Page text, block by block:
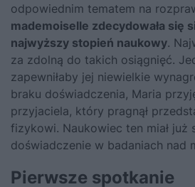
odpowiednim tematem na
mademoiselle zdecydowała się
najwyższy stopień naukowy.
za zdolną do takich osiągnięć.
zapewniłaby jej niewielkie
braku doświadczenia, Maria
przyjaciela, który pragnął
fizykowi. Naukowiec ten miał już
doświadczenie w badaniach nad
Pierwsze spotkanie